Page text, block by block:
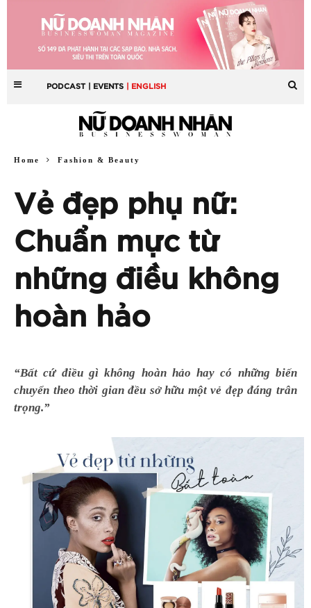
PODCAST | EVENTS | ENGLISH
Home Fashion & Beauty
Vẻ đẹp phụ nữ:
Chuẩn mực từ
những điều không
hoàn hảo
“Bất cứđiều gìkhông hoàn hảo haycó những biến
chuyển theo thời gian đều sởhữu một vẻ đẹpđáng trân
trọng.”